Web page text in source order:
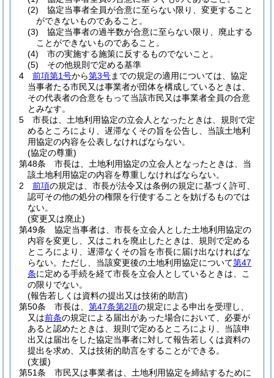
(2)
協定当事者全員が合意に至らない限り、変更すること
ができないものであること。
(3)
協定当事者の過半数が合意に至らない限り、廃止する
ことができないものであること。
(4)
市の実施する施策に反するものでないこと。
(5)
その他規則で定める基準
4
前項第1号から第3号までの規定の適用については、協定
当事者たる市民又は事業者が団体を構成しているときは、
その代表者の合意をもって当該市民又は事業者全員の合意
とみなす。
5
市長は、土地利用協定の立会人となったときは、規則で定
めるところにより、遅滞なくその旨を公告し、当該土地利
用協定の内容を公表しなければならない。
(協定の尊重)
第48条
市長は、土地利用協定の立会人となったときは、当
該土地利用協定の内容を尊重しなければならない。
2
前項の規定は、市長が法令又は条例の規定に基づく許可、
認可その他の処分の権限を行使することを妨げるものでは
ない。
(変更又は廃止)
第49条
協定当事者は、市長を立会人とした土地利用協定の
内容を変更し、又はこれを廃止したときは、規則で定める
ところにより、遅滞なくその旨を市長に届け出なければな
らない。 ただし、当該変更後の土地利用協定について第47
条に定める手続を経て市長を立会人としているときは、こ
の限りでない。
(報告若しくは資料の提出又は技術的助言)
第50条
市長は、 第47条第2項の規定による申出を受理し、
又は前条の規定による届出があった場合において、必要が
あると認めたときは、規則で定めるところにより、当該申
出又は届出をした協定当事者に対して報告若しくは資料の
提出を求め、又は技術的助言をすることができる。
(支援)
第51条
市民又は事業者は、土地利用協定を締結するために